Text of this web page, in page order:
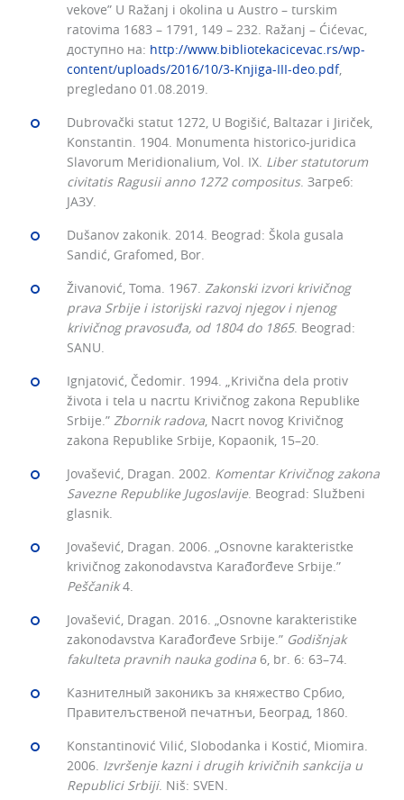
vekove” U Ražanj i okolina u Austro – turskim
ratovima 1683 – 1791, 149 – 232. Ražanj – Ćićevac,
доступно на: http://www.bibliotekacicevac.rs/wp-
content/uploads/2016/10/3-Knjiga-III-deo.pdf,
pregledano 01.08.2019.
Dubrovački statut 1272, U Bogišić, Baltazar i Jiriček,
Konstantin. 1904. Monumenta historico-juridica
Slavorum Meridionalium, Vol. IX. Liber statutorum
civitatis Ragusii anno 1272 compositus. Загреб:
ЈАЗУ.
Dušanov zakonik. 2014. Beograd: Škola gusala
Sandić, Grafomed, Bor.
Živanović, Toma. 1967. Zakonski izvori krivičnog
prava Srbije i istorijski razvoj njegov i njenog
krivičnog pravosuđa, od 1804 do 1865. Beograd:
SANU.
Ignjatović, Čedomir. 1994. „Krivična dela protiv
života i tela u nacrtu Krivičnog zakona Republike
Srbije.” Zbornik radova, Nacrt novog Krivičnog
zakona Republike Srbije, Kopaonik, 15–20.
Jovašević, Dragan. 2002. Komentar Krivičnog zakona
Savezne Republike Jugoslavije. Beograd: Službeni
glasnik.
Jovašević, Dragan. 2006. „Osnovne karakteristke
krivičnog zakonodavstva Karađorđeve Srbije.”
Peščanik4.
Jovašević, Dragan. 2016. „Osnovne karakteristike
zakonodavstva Karađorđeve Srbije.” Godišnjak
fakulteta pravnih nauka godina 6, br. 6: 63–74.
Казнителный законикъ за княжество Србио,
Правителъственой печатнъи, Београд, 1860.
Konstantinović Vilić, Slobodanka i Kostić, Miomira.
2006. Izvršenje kazni i drugih krivičnih sankcija u
Republici Srbiji. Niš: SVEN.